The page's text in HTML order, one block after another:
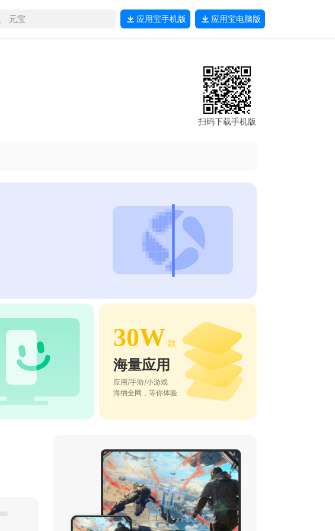
应用宝手机版 应用宝电脑版
扫码下载手机版
30W 款
海量应用
应用/手游/小游戏
海纳全网，等你体验